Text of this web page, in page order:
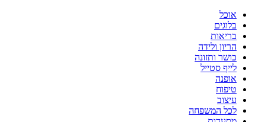
של
אמא
נגה
אוכל
בלוגים
בריאות
הריון ולידה
כושר ותזונה
לייף סטייל
אופנה
טיפוח
עיצוב
לכל המשפחה